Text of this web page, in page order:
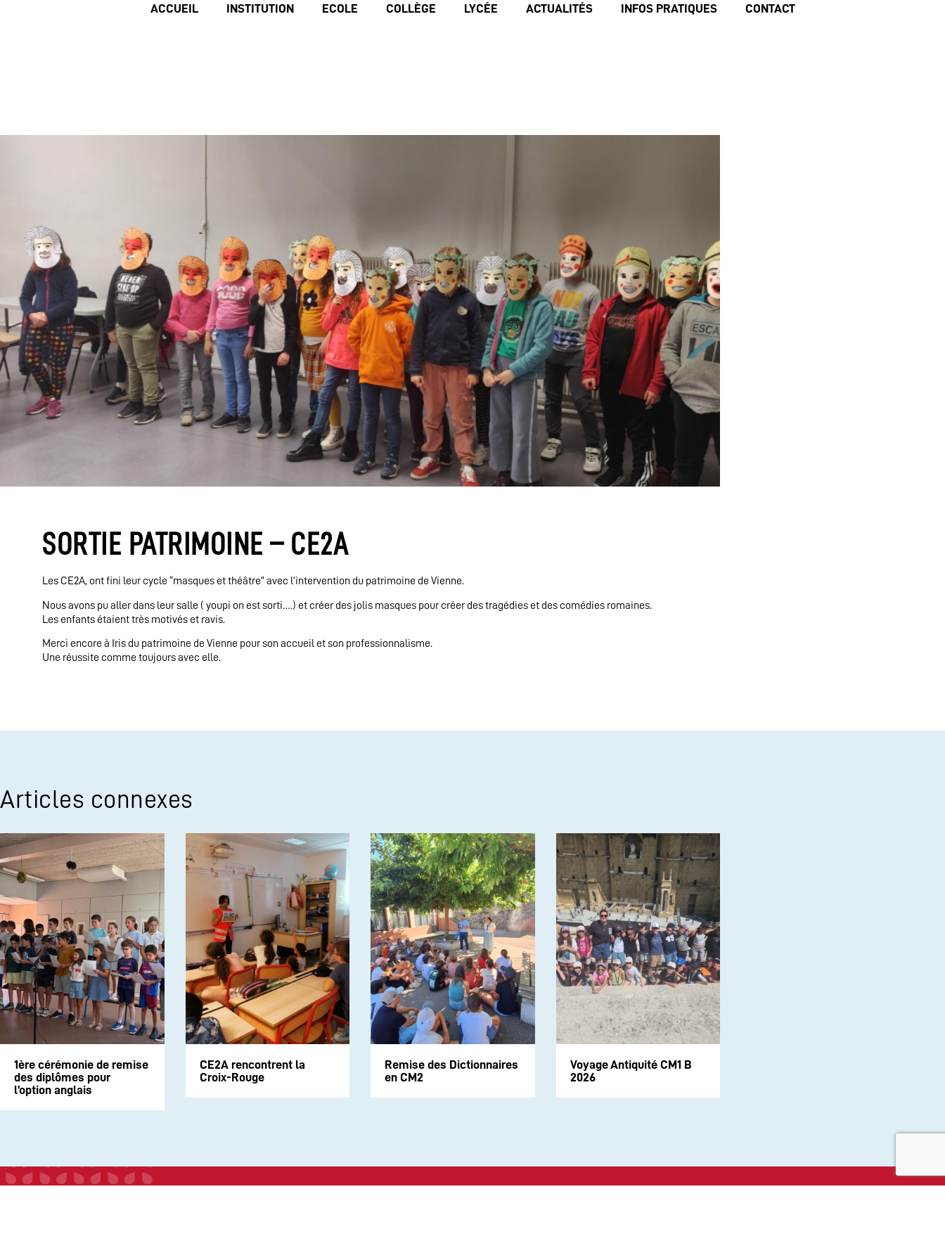
ACCUEIL INSTITUTION ECOLE COLLÈGE LYCÉE ACTUALITÉS INFOS PRATIQUES CONTACT
SORTIE PATRIMOINE – CE2A
Les CE2A, ont fini leur cycle “masques et théâtre” avec l’intervention du patrimoine de Vienne.
Nous avons pu aller dans leur salle ( youpi on est sorti….) et créer des jolis masques pour créer des tragédies et des comédies romaines.
Les enfants étaient très motivés et ravis.
Merci encore à Iris du patrimoine de Vienne pour son accueil et son professionnalisme.
Une réussite comme toujours avec elle.
Articles connexes
1ère cérémonie de remise
des diplômes pour
l’option anglais
CE2A rencontrent la
Croix-Rouge
Remise des Dictionnaires
en CM2
Voyage Antiquité CM1 B
2026